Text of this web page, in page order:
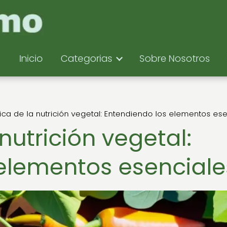
Inicio Categorias Sobre Nosotros
de la nutrición vegetal: Entendiendo los elementos
vegetal: